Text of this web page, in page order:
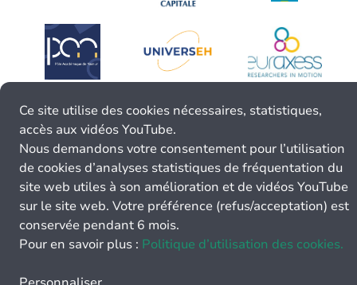
Ce site utilise des cookies nécessaires, statistiques,
accès aux vidéos YouTube.
Nous demandons votre consentement pour l’utilisation
de cookies d’analyses statistiques de fréquentation du
site web utiles à son amélioration et de vidéos YouTube
sur le site web. Votre préférence (refus/acceptation) est
conservée pendant 6 mois.
Pour en savoir plus : Politique d’utilisation des cookies.